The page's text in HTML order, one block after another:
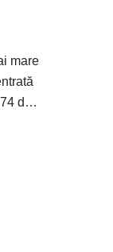
mare
de